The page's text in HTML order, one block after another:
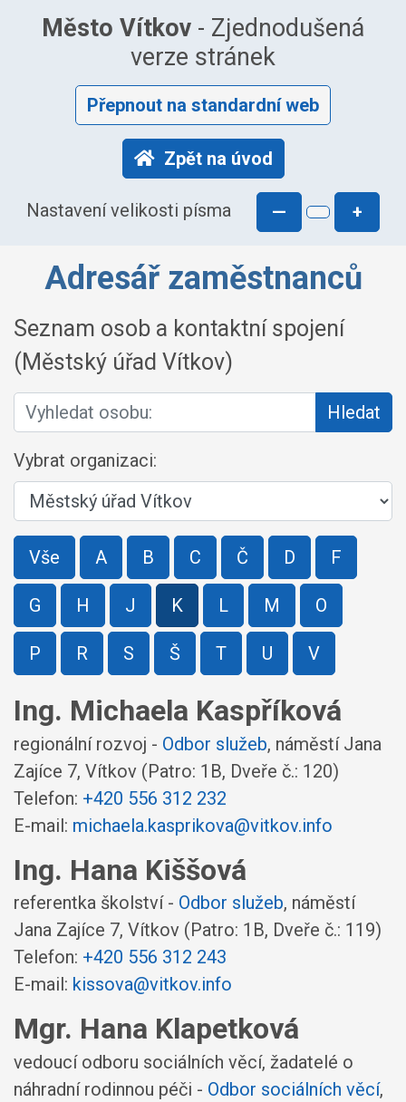
Město Vítkov - Zjednodušená
verze stránek
Přepnout na standardní web
Zpět na úvod
Nastavení velikosti písma — +
Adresář zaměstnanců
Seznam osob a kontaktní spojení
(Městský úřad Vítkov)
Vyhledat osobu: Hledat
Vybrat organizaci:
Vše A B C Č D F
G H J K L M O
P R S Š T U V
Ing. Michaela Kaspříková
regionální rozvoj - Odbor služeb, náměstí Jana
Zajíce 7, Vítkov (Patro: 1B, Dveře č.: 120)
Telefon: +420 556 312 232
E-mail: michaela.kasprikova@vitkov.info
Ing. Hana Kiššová
referentka školství - Odbor služeb, náměstí
Jana Zajíce 7, Vítkov (Patro: 1B, Dveře č.: 119)
Telefon: +420 556 312 243
E-mail: kissova@vitkov.info
Mgr. Hana Klapetková
vedoucí odboru sociálních věcí, žadatelé o
náhradní rodinnou péči - Odbor sociálních věcí,